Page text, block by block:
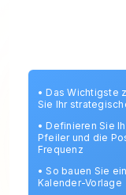
• Das Wichtigste
Sie Ihr
• Definieren Sie
Pfeiler und die
Frequenz
•So bauen Sie
Kalender-Vorlage